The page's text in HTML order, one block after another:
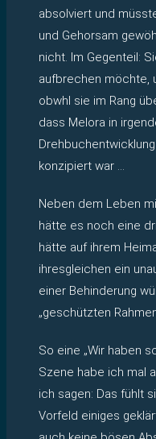
absolviert und
und Gehorsam
nicht. Im Gegenteil:
aufbrechen möchte,
obwhl sie im Rang
dass Melora in
konzipiert war …
Neben dem Leben
hätte es noch eine
hätte auf ihrem
ihresgleichen ein
einer Behinderung
„geschützten
So eine „Wir haben
Szene habe ich mal
ich sagen: Das fühlt
Vorfeld einiges